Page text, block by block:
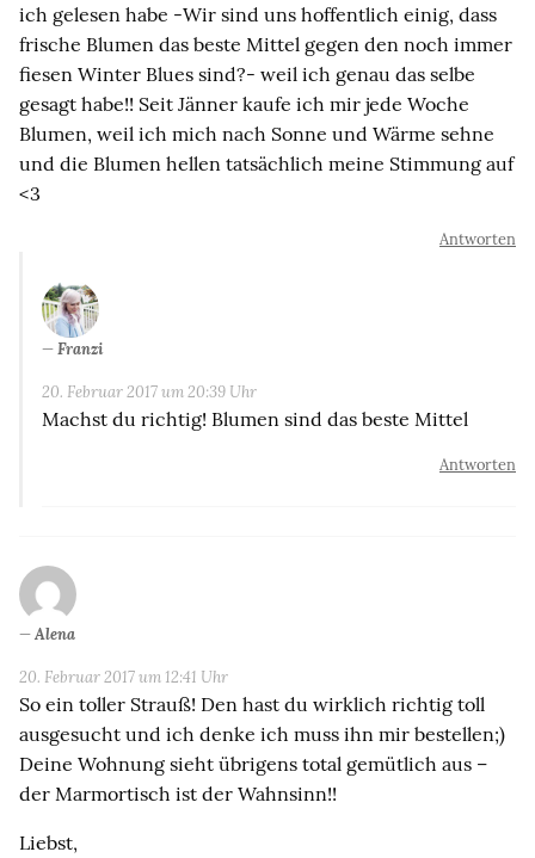
ich gelesen habe -Wir sind uns hoffentlich einig, dass
frische Blumen das beste Mittel gegen den noch immer
fiesen Winter Blues sind?- weil ich genau das selbe
gesagt habe!! Seit Jänner kaufe ich mir jede Woche
Blumen, weil ich mich nach Sonne und Wärme sehne
und die Blumen hellen tatsächlich meine Stimmung auf
<3
Antworten
Franzi
20. Februar 2017 um 20:39 Uhr
Machst du richtig! Blumen sind das beste Mittel
Antworten
Alena
20. Februar 2017 um 12:41 Uhr
So ein toller Strauß! Den hast du wirklich richtig toll
ausgesucht und ich denke ich muss ihn mir bestellen;)
Deine Wohnung sieht übrigens total gemütlich aus –
der Marmortisch ist der Wahnsinn!!
Liebst,